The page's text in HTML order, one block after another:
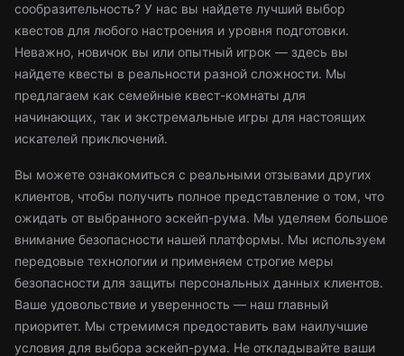
сообразительность? У нас вы найдете лучший выбор
квестов для любого настроения и уровня подготовки.
Неважно, новичок вы или опытный игрок — здесь вы
найдете квесты в реальности разной сложности. Мы
предлагаем как семейные квест-комнаты для
начинающих, так и экстремальные игры для настоящих
искателей приключений.
Вы можете ознакомиться с реальными отзывами других
клиентов, чтобы получить полное представление о том, что
ожидать от выбранного эскейп-рума. Мы уделяем большое
внимание безопасности нашей платформы. Мы используем
передовые технологии и применяем строгие меры
безопасности для защиты персональных данных клиентов.
Ваше удовольствие и уверенность — наш главный
приоритет. Мы стремимся предоставить вам наилучшие
условия для выбора эскейп-рума. Не откладывайте ваши